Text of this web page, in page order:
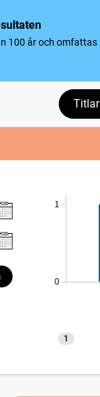
100 år och
Titlar
0
1
1